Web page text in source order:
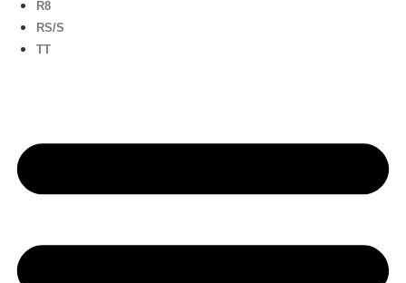
R8
RS/S
TT